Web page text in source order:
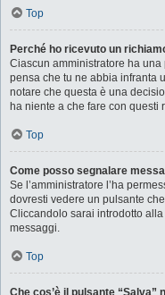
Top
Perché ho ricevuto un
Ciascun amministratore ha
pensa che tu ne abbia infranta
notare che questa è una
ha niente a che fare con questi
Top
Come posso segnalare
Se l’amministratore l’ha
dovresti vedere un pulsante
Cliccandolo sarai introdotto
messaggi.
Top
Che cos’è il pulsante